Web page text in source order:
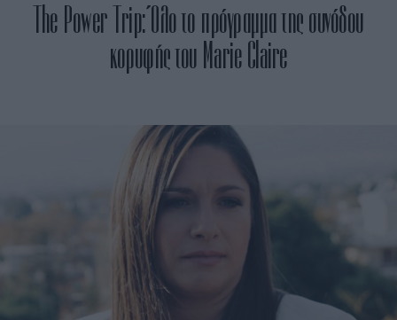
The Power Trip: Όλο το πρόγραμμα της συνόδου
κορυφής του Marie Claire